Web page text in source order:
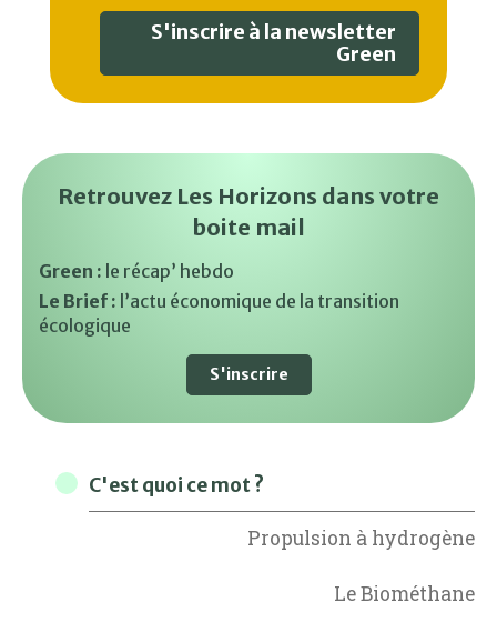
S'inscrire à la newsletter
Green
Retrouvez Les Horizons dans votre
boite mail
Green : le récap’ hebdo
Le Brief : l’actu économique de la transition
écologique
S'inscrire
C'est quoi ce mot ?
Propulsion à hydrogène
Le Biométhane